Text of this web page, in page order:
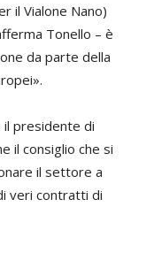
il Vialone Nano)
Tonello – è
da parte della
il presidente di
il consiglio che si
il settore a
veri contratti di